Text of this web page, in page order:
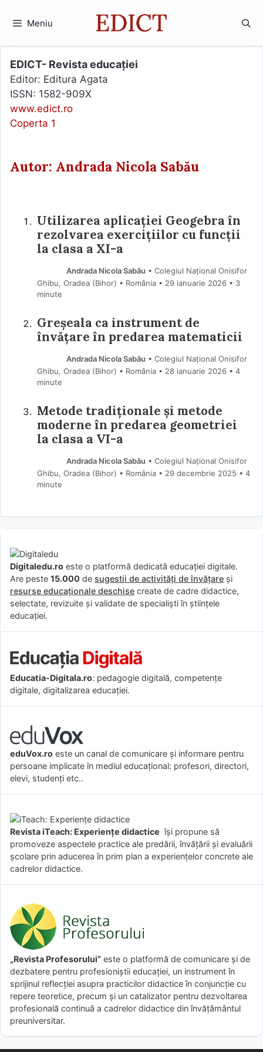
Meniu
EDICT- Revista educației
Editor: Editura Agata
ISSN: 1582-909X
www.edict.ro
Coperta 1
Autor: Andrada Nicola Sabău
Utilizarea aplicației Geogebra în
rezolvarea exercițiilor cu funcții
la clasa a XI-a
Andrada Nicola Sabău • Colegiul Național Onisifor
Ghibu, Oradea (Bihor) • România
29 ianuarie 2026 • 3
minute
Greșeala ca instrument de
învățare în predarea matematicii
Andrada Nicola Sabău • Colegiul Național Onisifor
Ghibu, Oradea (Bihor) • România
28 ianuarie 2026 • 4
minute
Metode tradiționale și metode
moderne în predarea geometriei
la clasa a VI-a
Andrada Nicola Sabău • Colegiul Național Onisifor
Ghibu, Oradea (Bihor) • România
29 decembrie 2025 • 4
minute
Digitaledu.ro este o platformă dedicată educației digitale.
Are peste 15.000 de sugestii de activități de învățare și
resurse educaționale deschise create de cadre didactice,
selectate, revizuite și validate de specialiști în științele
educației.
Educatia-Digitala.ro: pedagogie digitală, competențe
digitale, digitalizarea educației.
eduVox.ro este un canal de comunicare și informare pentru
persoane implicate în mediul educațional: profesori, directori,
elevi, studenți etc..
Revista iTeach: Experienţe didactice îşi propune să
promoveze aspectele practice ale predării, învăţării şi evaluării
şcolare prin aducerea în prim plan a experienţelor concrete ale
cadrelor didactice.
„Revista Profesorului” este o platformă de comunicare și de
dezbatere pentru profesioniștii educației, un instrument în
sprijinul reflecției asupra practicilor didactice în conjuncție cu
repere teoretice, precum și un catalizator pentru dezvoltarea
profesională continuă a cadrelor didactice din învățământul
preuniversitar.